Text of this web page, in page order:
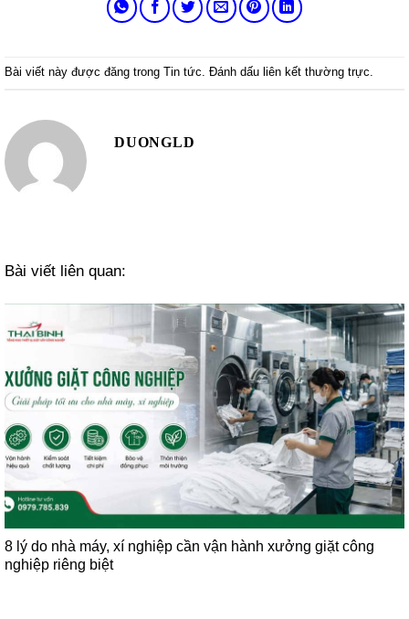
Bài viết này được đăng trong Tin tức. Đánh dấu liên kết thường trực.
DUONGLD
Bài viết liên quan:
8 lý do nhà máy, xí nghiệp cần vận hành xưởng giặt công
nghiệp riêng biệt